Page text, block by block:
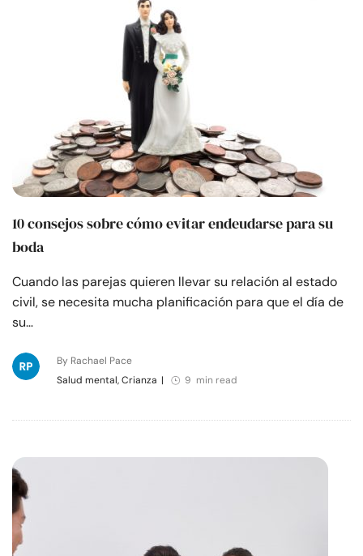
10 consejos sobre cómo evitar endeudarse para su
boda
Cuando las parejas quieren llevar su relación al estado
civil, se necesita mucha planificación para que el día de
su…
By Rachael Pace
Salud mental, Crianza | 9 min read